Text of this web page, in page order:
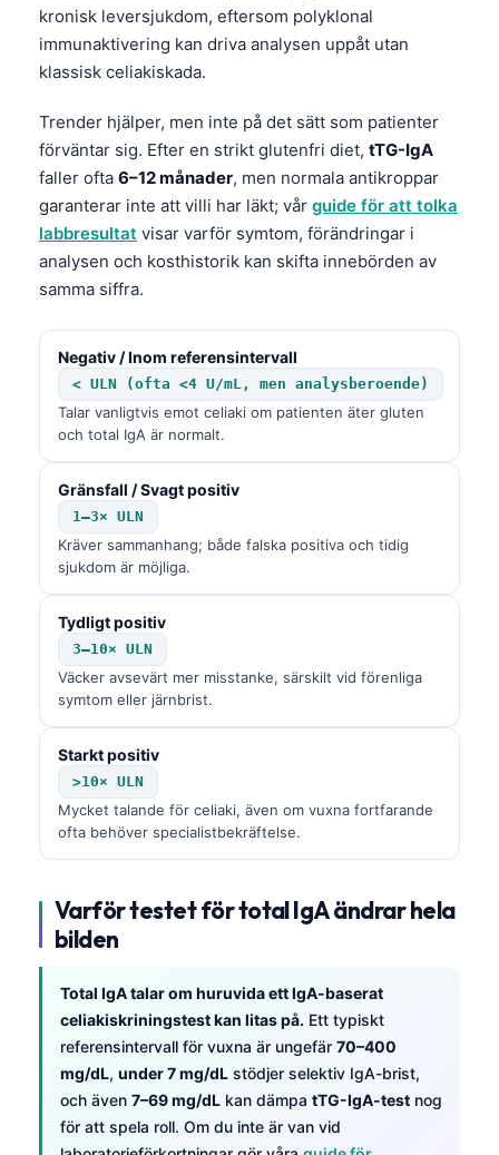
kronisk leversjukdom, eftersom polyklonal
immunaktivering kan driva analysen uppåt utan
klassisk celiakiskada.
Trender hjälper, men inte på det sätt som patienter
förväntar sig. Efter en strikt glutenfri diet, tTG-IgA
faller ofta 6–12 månader, men normala antikroppar
garanterar inte att villi har läkt; vår guide för att tolka
labbresultat visar varför symtom, förändringar i
analysen och kosthistorik kan skifta innebörden av
samma siffra.
Negativ / Inom referensintervall
< ULN (ofta <4 U/mL, men analysberoende)
Talar vanligtvis emot celiaki om patienten äter gluten
och total IgA är normalt.
Gränsfall / Svagt positiv
1–3× ULN
Kräver sammanhang; både falska positiva och tidig
sjukdom är möjliga.
Tydligt positiv
3–10× ULN
Väcker avsevärt mer misstanke, särskilt vid förenliga
symtom eller järnbrist.
Starkt positiv
>10× ULN
Mycket talande för celiaki, även om vuxna fortfarande
ofta behöver specialistbekräftelse.
Varför testet för total IgA ändrar hela
bilden
Total IgA talar om huruvida ett IgA-baserat
celiakiskriningstest kan litas på. Ett typiskt
referensintervall för vuxna är ungefär 70–400
mg/dL, under 7 mg/dL stödjer selektiv IgA-brist,
och även 7–69 mg/dL kan dämpa tTG-IgA-test nog
för att spela roll. Om du inte är van vid